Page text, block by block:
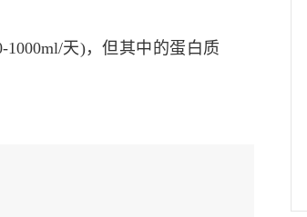
天)，但其中的蛋白质